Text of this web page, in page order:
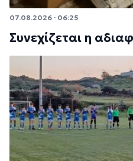
07.08.2026 · 06:25
Συνεχίζεται η